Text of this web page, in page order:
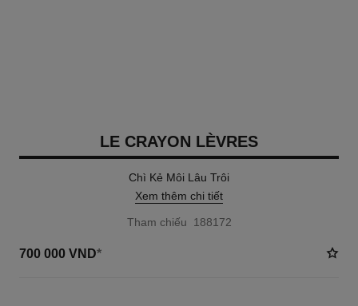
LE CRAYON LÈVRES
Chì Kẻ Môi Lâu Trôi
Xem thêm chi tiết
Tham chiếu 188172
700 000 VND*